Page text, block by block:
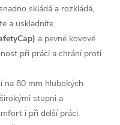
skládá a rozkládá,
a uskladníte.
a pevné kovové
při práci a chrání proti
na 80 mm hlubokých
stupni a
i při delší práci.